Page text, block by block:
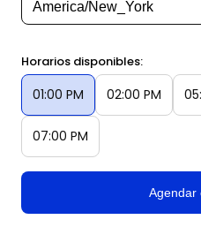
Horarios disponibles:
01:00 PM 02:00 PM
07:00 PM
Agendar